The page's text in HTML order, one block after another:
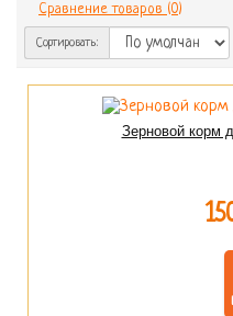
Сравнение товаров (0)
Сортировать:
Зерновой корм